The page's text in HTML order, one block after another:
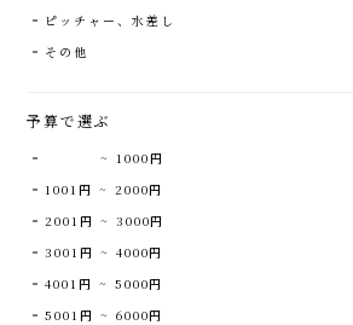
ピッチャー、水差し
その他
予算で選ぶ
~ 1000円
1001円 ~ 2000円
2001円 ~ 3000円
3001円 ~ 4000円
4001円 ~ 5000円
5001円 ~ 6000円